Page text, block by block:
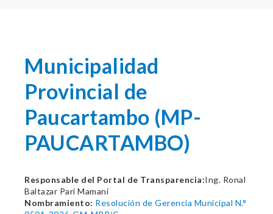
Municipalidad
Provincial de
Paucartambo (MP-
PAUCARTAMBO)
Responsable del Portal de Transparencia:Ing. Ronal
Baltazar Pari Mamani
Nombramiento: Resolución de Gerencia Municipal N.°